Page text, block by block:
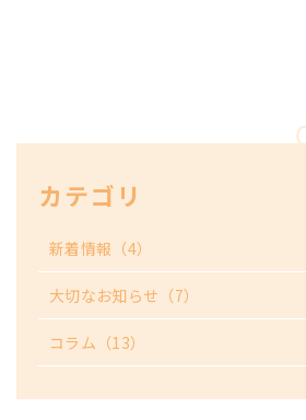
カテゴリ
新着情報 （4）
大切なお知らせ （7）
コラム （13）